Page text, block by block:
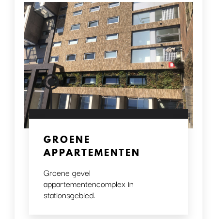
GROENE
APPARTEMENTEN
Groene gevel
appartementencomplex in
stationsgebied.